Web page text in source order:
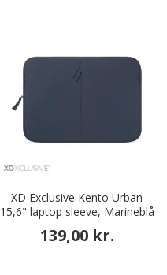
XD Exclusive Kento Urban
15,6" laptop sleeve, Marineblå
139,00 kr.